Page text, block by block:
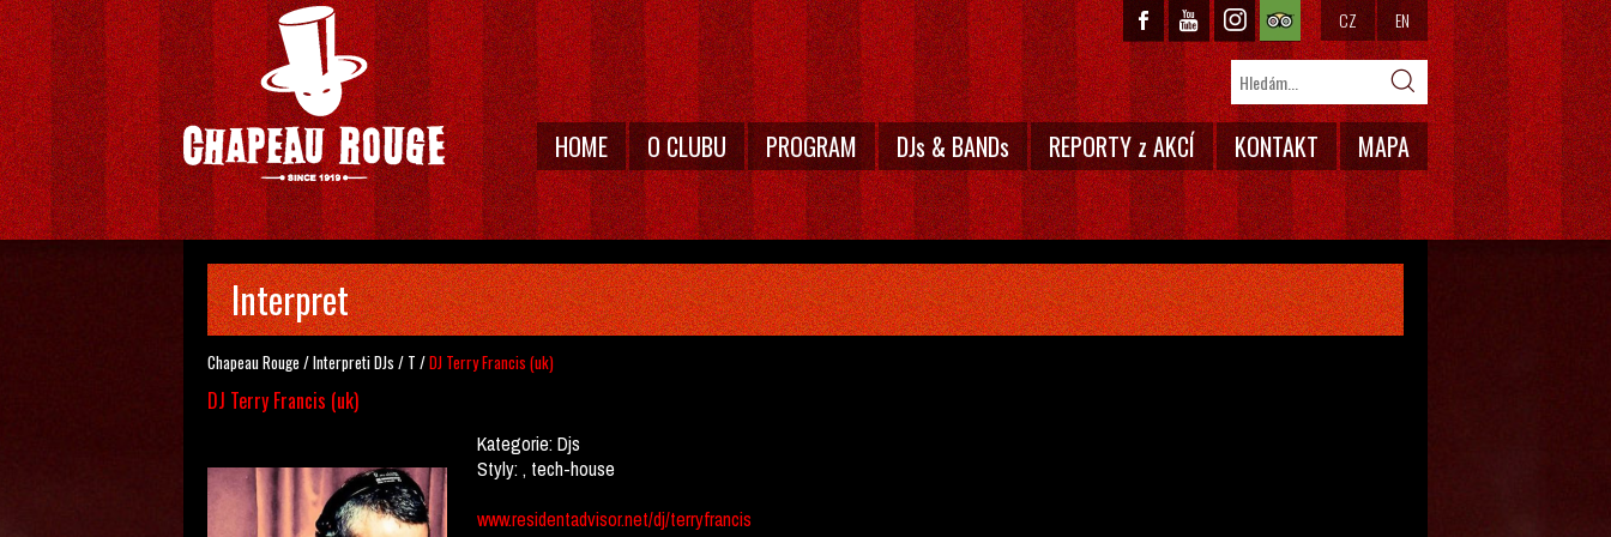
HOME O CLUBU PROGRAM DJs & BANDs REPORTY z AKCÍ KONTAKT MAPA
CZ EN
Interpret
Chapeau Rouge /InterpretiDJs / T /DJ Terry Francis (uk)
DJ Terry Francis (uk)
Kategorie:Djs
Styly:, tech-house
www.residentadvisor.net/dj/terryfrancis